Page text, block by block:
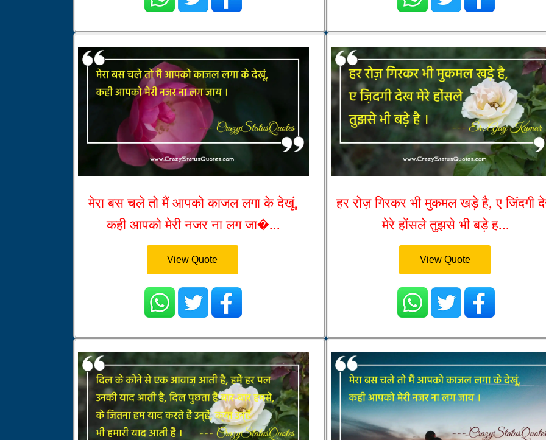
मेरा बस चले तो मैं आपको काजल लगा के देखूं,
कही आपको मेरी नजर ना लग जा�...
View Quote
हर रोज़ गिरकर भी मुकमल खड़े है, ए जिंदगी
मेरे होंसले तुझसे भी बड़े ह...
View Quote